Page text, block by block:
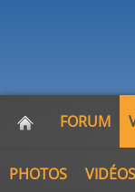
FORUM
PHOTOS VIDÉOS